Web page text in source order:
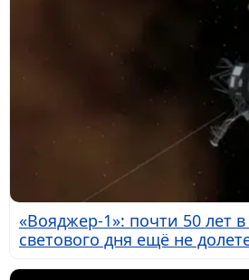
«Вояджер-1»: почти 50 лет в
светового дня ещё не